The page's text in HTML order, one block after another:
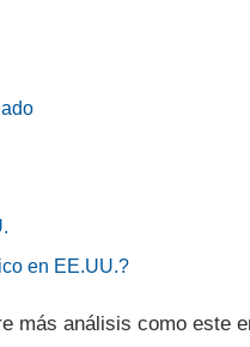
en EE.UU.?
más análisis como este